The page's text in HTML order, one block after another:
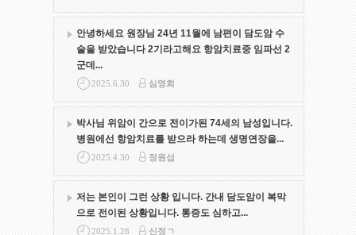
안녕하세요 원장님 24년 11월에 남편이 담도암 수
술을 받았습니다 2기라고해요 항암치료중 임파선 2
군데...
2025.6.30 심영희
박사님 위암이 간으로 전이가된 74세의 남성입니다.
병원에선 항암치료를 받으라 하는데 생명연장을...
2025.4.30 정원섭
저는 본인이 그런 상황 입니다. 간내 담도암이 복막
으로 전이된 상황입니다. 통증도 심하고...
2025.1.28 신정ㄱ